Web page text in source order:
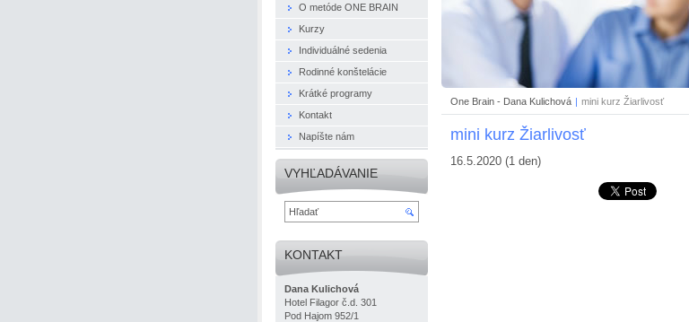
One Brain - Dana Kulichová | mini kurz Žiarlivosť
mini kurz Žiarlivosť
16.5.2020 (1 den)
O metóde ONE BRAIN
Kurzy
Individuálné sedenia
Rodinné konštelácie
Krátké programy
Kontakt
Napíšte nám
VYHĽADÁVANIE
KONTAKT
Dana Kulichová
Hotel Filagor č.d. 301
Pod Hajom 952/1